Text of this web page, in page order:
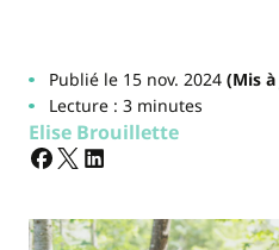
Publié le 15 nov. 2024(Mis à
Lecture : 3 minutes
Elise Brouillette